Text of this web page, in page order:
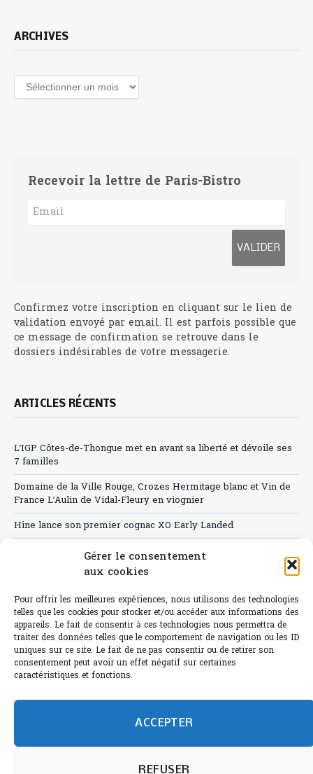
Gérer le consentement
aux cookies
Pour offrir les meilleures expériences, nous utilisons des technologies
telles que les cookies pour stocker et/ou accéder aux informations des
appareils. Le fait de consentir à ces technologies nous permettra de
traiter des données telles que le comportement de navigation ou les ID
uniques sur ce site. Le fait de ne pas consentir ou de retirer son
consentement peut avoir un effet négatif sur certaines
caractéristiques et fonctions.
ACCEPTER
REFUSER
ARCHIVES
Archives
Recevoir la lettre de Paris-Bistro
Confirmez votre inscription en cliquant sur le lien de
validation envoyé par email. Il est parfois possible que
ce message de confirmation se retrouve dans le
dossiers indésirables de votre messagerie.
ARTICLES RÉCENTS
L’IGP Côtes-de-Thongue met en avant sa liberté et dévoile ses
7 familles
Domaine de la Ville Rouge, Crozes Hermitage blanc et Vin de
France L’Aulin de Vidal-Fleury en viognier
Hine lance son premier cognac XO Early Landed
Canicule : A quand le CHR à « l’heure espagnole » ?
Sélection de rosés 2026
L'abus d'alcool est dangereux pour la santé.
©paris-bistro 2026 Paris-bistro.com est une publication 100%
humain et 0% IA de Paris Bistro Editions - SARL de Presse -
mail: contact@paris-bistro.com
Informations légales etRGPD